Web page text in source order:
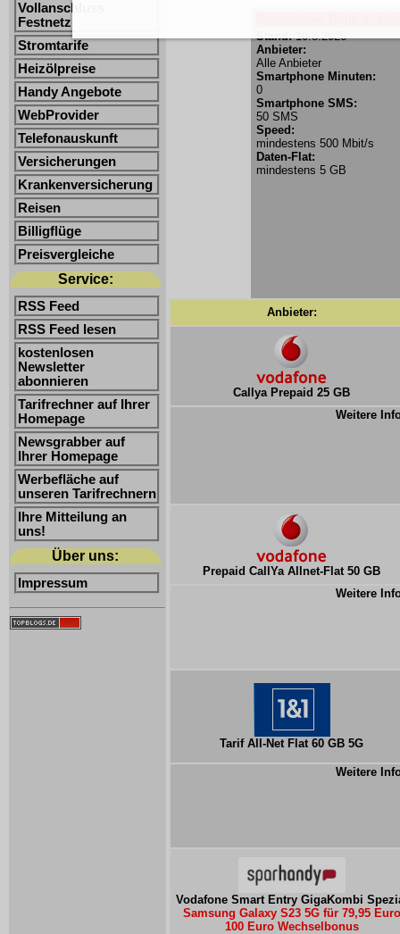
Vollanschluss
Festnetz
Stromtarife
Heizölpreise
Handy Angebote
WebProvider
Telefonauskunft
Versicherungen
Krankenversicherung
Reisen
Billigflüge
Preisvergleiche
Service:
RSS Feed
RSS Feed lesen
kostenlosen
Newsletter
abonnieren
Tarifrechner auf Ihrer
Homepage
Newsgrabber auf
Ihrer Homepage
Werbefläche auf
unseren Tarifrechnern
Ihre Mitteilung an
uns!
Über uns:
Impressum
Stand:10.8.2026
Anbieter:
Alle Anbieter
Smartphone Minuten:
0
Smartphone SMS:
50 SMS
Speed:
mindestens 500 Mbit/s
Daten-Flat:
mindestens 5 GB
Anbieter:
Callya Prepaid 25 GB
Weitere
Prepaid CallYa Allnet-Flat 50 GB
Weitere
Tarif All-Net Flat 60 GB 5G
Weitere
Vodafone Smart Entry GigaKombi
Samsung Galaxy S23 5G für 79,95 Euro
100 Euro Wechselbonus